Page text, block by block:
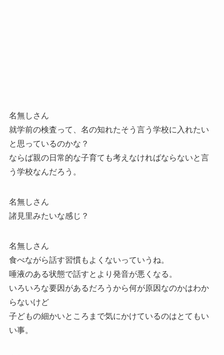
名無しさん
就学前の検査って、名の知れたそう言う学校に入れたい
と思っているのかな？
ならば親の日常的な子育ても考えなければならないと言
う学校なんだろう。
名無しさん
諸見里みたいな感じ？
名無しさん
食べながら話す習慣もよくないっていうね。
唾液のある状態で話すとより発音が悪くなる。
いろいろな要因があるだろうから何が原因なのかはわか
らないけど
子どもの細かいところまで気にかけているのはとてもい
い事。